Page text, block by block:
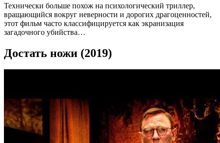
Технически больше похож на психологический триллер,
вращающийся вокруг неверности и дорогих драгоценностей,
этот фильм часто классифицируется как экранизация
загадочного убийства…
Достать ножи (2019)